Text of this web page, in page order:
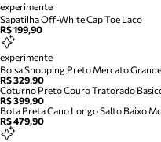
experimente
Sapatilha Off-White Cap Toe Laco
R$ 199,90
experimente
Bolsa Shopping Preto Mercato Grande
R$ 329,90
Coturno Preto Couro Tratorado
R$ 399,90
Bota Preta Cano Longo Salto Baixo
R$ 479,90